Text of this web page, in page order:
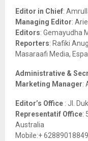
o
r
:
Editor in Chief:
Managing Editor:
Editors: Gemayudha
Reporters: Rafiki
Masaraafi Media,
Administrative &
Marketing Manager:
Editor’s Office : Jl.
Representatif Office:
Australia
Mobile:+